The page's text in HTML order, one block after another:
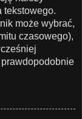
tekstowego.
może wybrać,
czasowego),